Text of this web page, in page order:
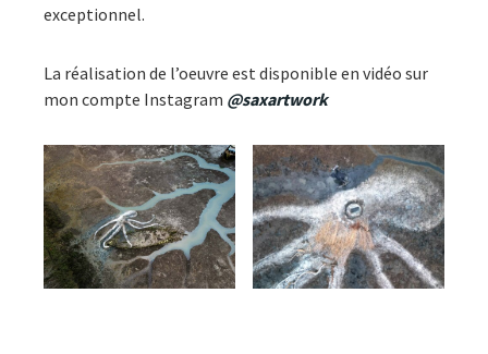
exceptionnel.
La réalisation de l’oeuvre est disponible en vidéo sur
mon compte Instagram @saxartwork